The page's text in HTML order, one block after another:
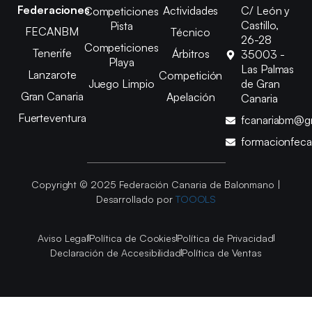
Federaciones
FECANBM
Tenerife
Lanzarote
Gran Canaria
Fuerteventura
Competiciones
Pista
Competiciones
Playa
Juego Limpio
Actividades
Técnico
Árbitros
Competición
Apelación
C/ León y
Castillo,
26-28
35003 -
Las Palmas
de Gran
Canaria
Copyright © 2025 Federación Canaria de Balonmano |
Desarrollado por TOOOLS
Aviso LegalPolítica de CookiesPolítica de Privacidad
Declaración de AccesibilidadPolítica de Ventas